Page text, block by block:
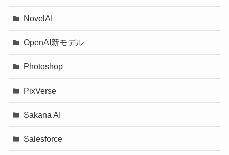
NovelAI
OpenAI新モデル
Photoshop
PixVerse
Sakana AI
Salesforce